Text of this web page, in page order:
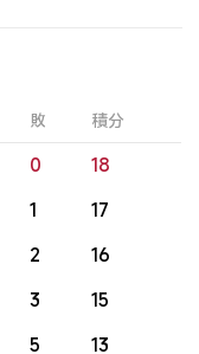
敗 積分
0
18
1
17
2
16
3
15
5
13